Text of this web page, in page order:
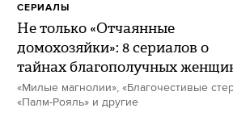
Не только «Отчаянные
домохозяйки»: 8 сериалов о
тайнах благополучных
«Милые магнолии», «Благочестивые
«Палм-Рояль» и другие
СЕРИАЛЫ